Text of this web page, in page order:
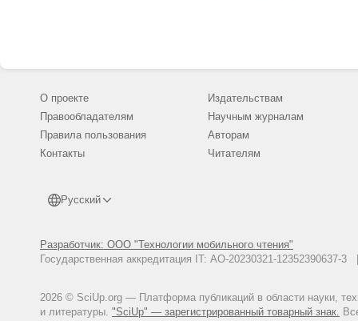
О проекте
Правообладателям
Правила пользования
Контакты
Русский
Разработчик: ООО "Технологии мобильного чтения"
Государственная аккредитация IT: АО-20230321-
2026 © SciUp.org — Платформа публикаций в области науки,
и литературы. "SciUp" — зарегистрированный товарный знак.
Издательствам
Научным журналам
Авторам
Читателям